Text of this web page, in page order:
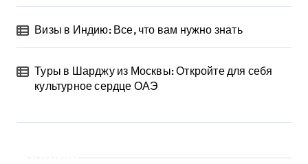
Визы в Индию: Все, что вам нужно знать
Туры в Шарджу из Москвы: Откройте для себя
культурное сердце ОАЭ